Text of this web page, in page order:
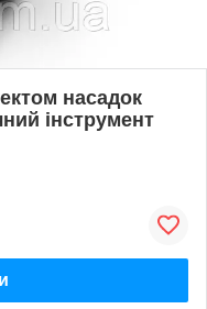
насадок
інструмент